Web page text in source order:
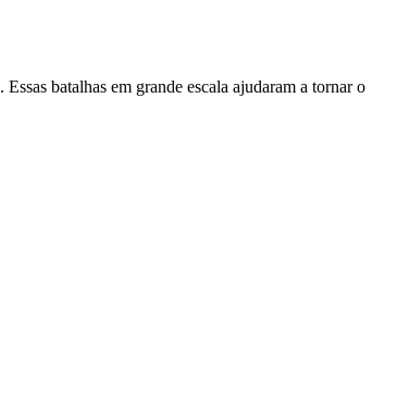
batalhas em grande escala ajudaram a tornar o